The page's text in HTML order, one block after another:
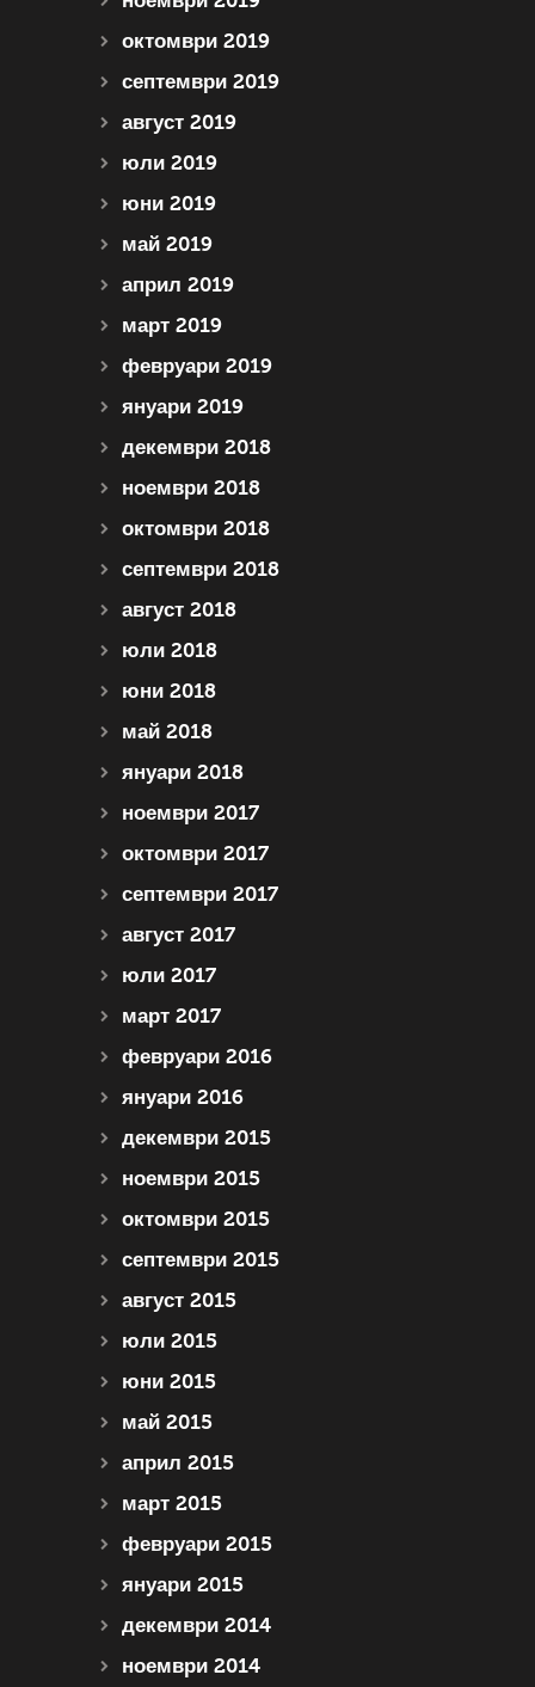
октомври 2019
септември 2019
август 2019
юли 2019
юни 2019
май 2019
април 2019
март 2019
февруари 2019
януари 2019
декември 2018
ноември 2018
октомври 2018
септември 2018
август 2018
юли 2018
юни 2018
май 2018
януари 2018
ноември 2017
октомври 2017
септември 2017
август 2017
юли 2017
март 2017
февруари 2016
януари 2016
декември 2015
ноември 2015
октомври 2015
септември 2015
август 2015
юли 2015
юни 2015
май 2015
април 2015
март 2015
февруари 2015
януари 2015
декември 2014
ноември 2014